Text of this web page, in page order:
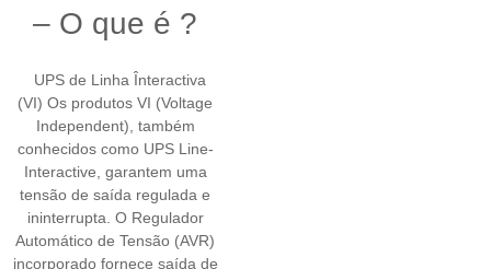
– O que é ?
UPS de Linha Înteractiva
(VI) Os produtos VI (Voltage
Independent), também
conhecidos como UPS Line-
Interactive, garantem uma
tensão de saída regulada e
ininterrupta. O Regulador
Automático de Tensão (AVR)
incorporado fornece saída de